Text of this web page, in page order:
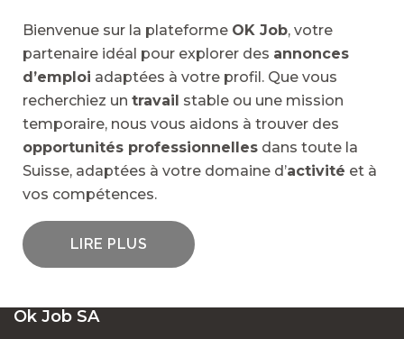
Bienvenue sur la plateforme OK Job, votre
partenaire idéal pour explorer des annonces
d’emploi adaptées à votre profil. Que vous
recherchiez un travail stable ou une mission
temporaire, nous vous aidons à trouver des
opportunités professionnelles dans toute la
Suisse, adaptées à votre domaine d’activité et à
vos compétences.
LIRE PLUS
UN LARGE ÉVENTAIL D'EMPLOIS VACANTS
EN SUISSE
Ok Job SA